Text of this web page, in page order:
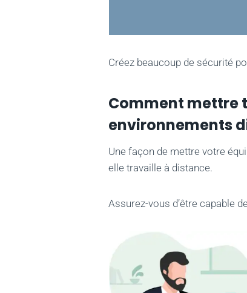
Créez beaucoup de sécurité
Comment mettre
environnements
Une façon de mettre votre
elle travaille à distance.
Assurez-vous d’être capable